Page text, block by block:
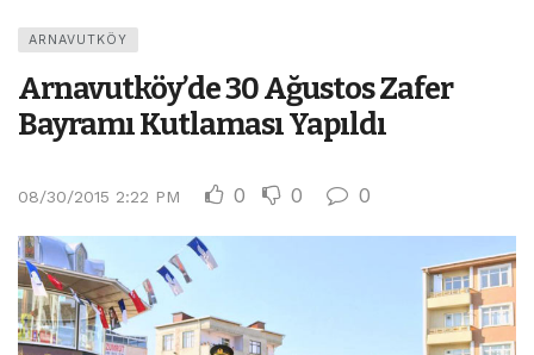
ARNAVUTKÖY
Arnavutköy’de 30 Ağustos Zafer
Bayramı Kutlaması Yapıldı
08/30/2015 2:22 PM 0 0 0